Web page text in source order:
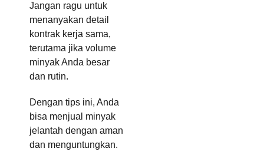
Jangan ragu untuk
menanyakan detail
kontrak kerja sama,
terutama jika volume
minyak Anda besar
dan rutin.
Dengan tips ini, Anda
bisa menjual minyak
jelantah dengan aman
dan menguntungkan.